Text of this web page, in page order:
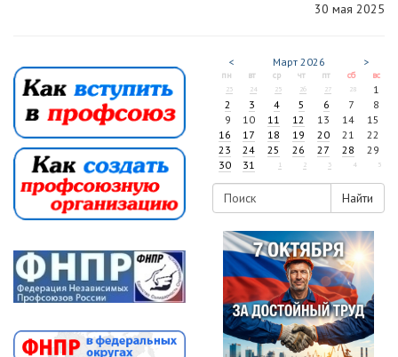
30 мая 2025
< Март 2026 >
пн вт ср чт пт сб вс
23 24 25 26 27 28
1
2
3 4 5 6 7
8
9
10 11 12 13 14
15
16
17 18 19 20 21
22
23
24 25 26 27 28
29
30
31 1 2 3 4 5
Найти